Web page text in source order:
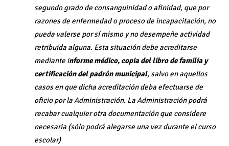
segundo grado de consanguinidad o afinidad, que por
razones de enfermedad o proceso de incapacitación, no
pueda valerse por sí mismo y no desempeñe actividad
retribuida alguna. Esta situación debe acreditarse
mediante informe médico, copia del libro de familia y
certificación del padrón municipal, salvo en aquellos
casos en que dicha acreditación deba efectuarse de
oficio por la Administración. La Administración podrá
recabar cualquier otra documentación que considere
necesaria (sólo podrá alegarse una vez durante el curso
escolar)